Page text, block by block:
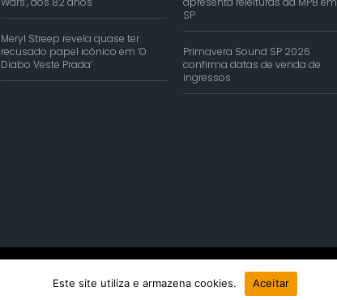
Meryl Streep revela quase ter
recusado papel icônico em ‘O
Diabo Veste Prada’
SP
Primavera Sound SP 2026
confirma datas de venda de
ingressos
© Copyright 2026 | Reis Comunica. Todos os Direitos Reservados.
Este site utiliza e armazena cookies.
Aceitar